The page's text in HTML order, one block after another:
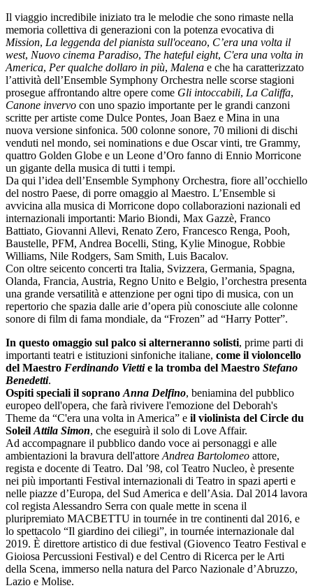
Il viaggio incredibile iniziato tra le melodie che sono rimaste nella
memoria collettiva di generazioni con la potenza evocativa di
Mission, La leggenda del pianista sull'oceano, C’era una volta il
west, Nuovo cinema Paradiso, The hateful eight, C'era una volta in
America, Per qualche dollaro in più, Malena e che ha caratterizzato
l’attività dell’Ensemble Symphony Orchestra nelle scorse stagioni
prosegue affrontando altre opere come Gli intoccabili, La Califfa,
Canone invervo con uno spazio importante per le grandi canzoni
scritte per artiste come Dulce Pontes, Joan Baez e Mina in una
nuova versione sinfonica. 500 colonne sonore, 70 milioni di dischi
venduti nel mondo, sei nominations e due Oscar vinti, tre Grammy,
quattro Golden Globe e un Leone d’Oro fanno di Ennio Morricone
un gigante della musica di tutti i tempi.
Da qui l’idea dell’Ensemble Symphony Orchestra, fiore all’occhiello
del nostro Paese, di porre omaggio al Maestro. L’Ensemble si
avvicina alla musica di Morricone dopo collaborazioni nazionali ed
internazionali importanti: Mario Biondi, Max Gazzè, Franco
Battiato, Giovanni Allevi, Renato Zero, Francesco Renga, Pooh,
Baustelle, PFM, Andrea Bocelli, Sting, Kylie Minogue, Robbie
Williams, Nile Rodgers, Sam Smith, Luis Bacalov.
Con oltre seicento concerti tra Italia, Svizzera, Germania, Spagna,
Olanda, Francia, Austria, Regno Unito e Belgio, l’orchestra presenta
una grande versatilità e attenzione per ogni tipo di musica, con un
repertorio che spazia dalle arie d’opera più conosciute alle colonne
sonore di film di fama mondiale, da “Frozen” ad “Harry Potter”.
In questo omaggio sul palco si alterneranno solisti, prime parti di
importanti teatri e istituzioni sinfoniche italiane, come il violoncello
del Maestro Ferdinando Viettie la tromba del Maestro Stefano
Benedetti.
Ospiti speciali il soprano Anna Delfino, beniamina del pubblico
europeo dell'opera, che farà rivivere l'emozione del Deborah's
Theme da “C'era una volta in America” e il violinista del Circle du
Soleil Attila Simon, che eseguirà il solo di Love Affair.
Ad accompagnare il pubblico dando voce ai personaggi e alle
ambientazioni la bravura dell'attore Andrea Bartolomeo attore,
regista e docente di Teatro. Dal ’98, col Teatro Nucleo, è presente
nei più importanti Festival internazionali di Teatro in spazi aperti e
nelle piazze d’Europa, del Sud America e dell’Asia. Dal 2014 lavora
col regista Alessandro Serra con quale mette in scena il
pluripremiato MACBETTU in tournée in tre continenti dal 2016, e
lo spettacolo “Il giardino dei ciliegi”, in tournée internazionale dal
2019. È direttore artistico di due festival (Giovenco Teatro Festival e
Gioiosa Percussioni Festival) e del Centro di Ricerca per le Arti
della Scena, immerso nella natura del Parco Nazionale d’Abruzzo,
Lazio e Molise.